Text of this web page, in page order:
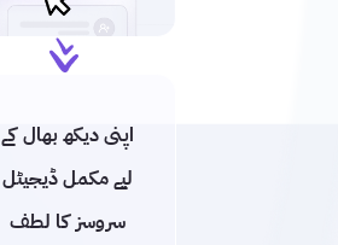
اپنی دیکھ بھال کے
لیے مکمل ڈیجیٹل
سروسز کا لطف